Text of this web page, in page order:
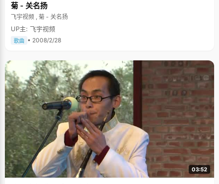
菊 - 关名扬
飞宇视频 , 菊 - 关名扬
UP主: 飞宇视频
歌曲 • 2008/2/28
03:52